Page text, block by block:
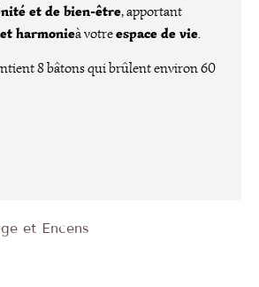
et de bien-être, apportant
harmonieà votreespace de vie.
8 bâtons qui brûlent environ 60
et Encens